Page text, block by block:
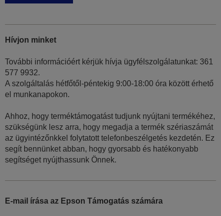
Hívjon minket
További információért kérjük hívja ügyfélszolgálatunkat: 361
577 9932.
A szolgáltalás hétfőtől-péntekig 9:00-18:00 óra között érhető
el munkanapokon.
Ahhoz, hogy terméktámogatást tudjunk nyújtani termékéhez,
szükségünk lesz arra, hogy megadja a termék szériaszámát
az ügyintézőnkkel folytatott telefonbeszélgetés kezdetén. Ez
segít bennünket abban, hogy gyorsabb és hatékonyabb
segítséget nyújthassunk Önnek.
E-mail írása az Epson Támogatás számára